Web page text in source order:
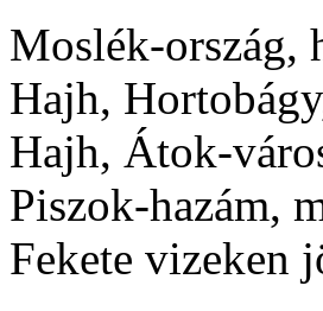
Moslék-ország,
Hajh,
Hajh, Átok-
Piszok-hazám,
Fekete vizeken